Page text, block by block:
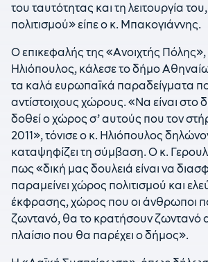
του ταυτότητας και τη λειτουργία
πολιτισμού» είπε ο κ. Μπακογιάννης.
Ο επικεφαλής της «Ανοιχτής
Ηλιόπουλος, κάλεσε το δήμο
τα καλά ευρωπαϊκά παραδείγματα
αντίστοιχους χώρους. «Να είναι στο
δοθεί ο χώρος σ’ αυτούς που τον
2011», τόνισε ο κ. Ηλιόπουλος
καταψηφίζει τη σύμβαση. Ο κ.
πως «δική μας δουλειά είναι να
παραμείνει χώρος πολιτισμού και
έκφρασης, χώρος που οι άνθρωποι
ζωντανό, θα το κρατήσουν ζωντανό
πλαίσιο που θα παρέχει ο δήμος».